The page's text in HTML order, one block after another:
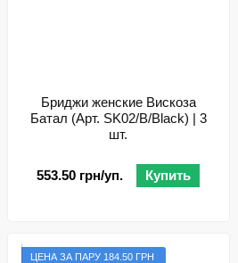
Бриджи женские Вискоза
Батал (Арт. SK02/B/Black) | 3
шт.
553.50 грн/уп. Купить
ЦЕНА ЗА ПАРУ 184.50 ГРН